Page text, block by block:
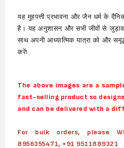
यह मुहपत्ती प्रभावना और जैन धर्म के
है। यह अनुशासन और सभी जीवों से
साथ अपनी आध्यात्मिक यात्रा को और
करें!
The above images are a
fast-selling product so
and can be delivered with a
For bulk orders, please
8956355471, +91 9511889321